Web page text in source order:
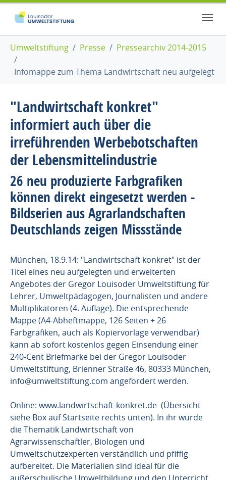
Zum Hauptinhalt springen
Skip to page footer
Umweltstiftung Presse Pressearchiv 2014-2015
Infomappe zum Thema Landwirtschaft neu aufgelegt
"Landwirtschaft konkret"
informiert auch über die
irreführenden Werbebotschaften
der Lebensmittelindustrie
26 neu produzierte Farbgrafiken
können direkt eingesetzt werden -
Bildserien aus Agrarlandschaften
Deutschlands zeigen Missstände
München, 18.9.14: "Landwirtschaft konkret" ist der
Titel eines neu aufgelegten und erweiterten
Angebotes der Gregor Louisoder Umweltstiftung für
Lehrer, Umweltpädagogen, Journalisten und andere
Multiplikatoren (4. Auflage). Die entsprechende
Mappe (A4-Abheftmappe, 126 Seiten + 26
Farbgrafiken, auch als Kopiervorlage verwendbar)
kann ab sofort kostenlos gegen Einsendung einer
240-Cent Briefmarke bei der Gregor Louisoder
Umweltstiftung, Brienner Straße 46, 80333 München,
info@umweltstiftung.com angefordert werden.
Online: www.landwirtschaft-konkret.de (Übersicht
siehe Box auf Startseite rechts unten). In ihr wurde
die Thematik Landwirtschaft von
Agrarwissenschaftler, Biologen und
Umweltschutzexperten verständlich und pfiffig
aufbereitet. Die Materialien sind ideal für die